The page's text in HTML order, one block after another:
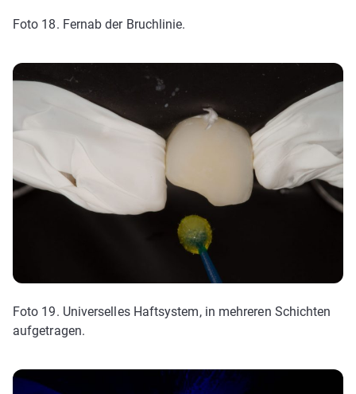
Foto 18. Fernab der Bruchlinie.
Foto 19. Universelles Haftsystem, in mehreren Schichten
aufgetragen.